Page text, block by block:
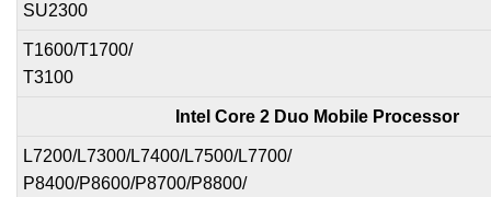
SU2300
T1600/T1700/
T3100
Intel Core 2 Duo Mobile Processor
L7200/L7300/L7400/L7500/L7700/
P8400/P8600/P8700/P8800/